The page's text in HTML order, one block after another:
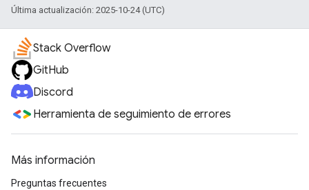
Última actualización: 2025-10-24 (UTC)
Stack Overflow
GitHub
Discord
Herramienta de seguimiento de errores
Más información
Preguntas frecuentes